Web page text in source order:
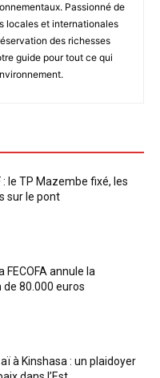
Passionné de
locales et internationales
des richesses
guide pour tout ce qui
: le TP Mazembe fixé, les
sur le pont
FECOFA annule la
80.000 euros
à Kinshasa : un plaidoyer